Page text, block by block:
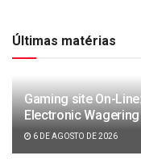
Últimas matérias
Gaming site On-
Electronic Wagering
6 DE AGOSTO DE 2026